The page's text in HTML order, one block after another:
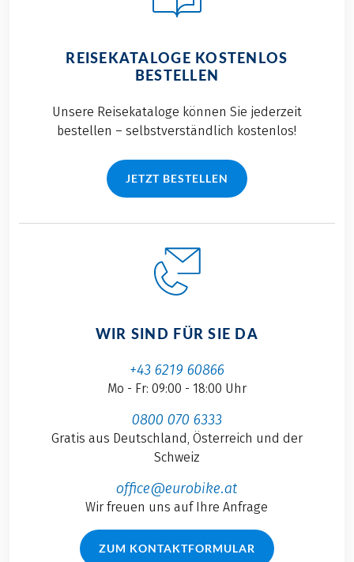
REISEKATALOGE KOSTENLOS
BESTELLEN
Unsere Reisekataloge können Sie jederzeit
bestellen – selbstverständlich kostenlos!
JETZT BESTELLEN
WIR SIND FÜR SIE DA
+43 6219 60866
Mo - Fr: 09:00 - 18:00 Uhr
0800 070 6333
Gratis aus Deutschland, Österreich und der
Schweiz
office@eurobike.at
Wir freuen uns auf Ihre Anfrage
ZUM KONTAKTFORMULAR